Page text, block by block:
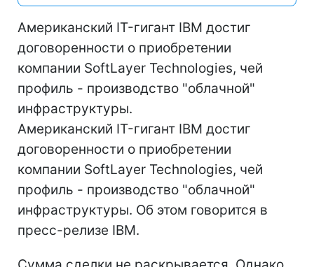
Американский IT-гигант IBM достиг
договоренности о приобретении
компании SoftLayer Technologies, чей
профиль - производство "облачной"
инфраструктуры.
Американский IT-гигант IBM достиг
договоренности о приобретении
компании SoftLayer Technologies, чей
профиль - производство "облачной"
инфраструктуры. Об этом говорится в
пресс-релизе IBM.